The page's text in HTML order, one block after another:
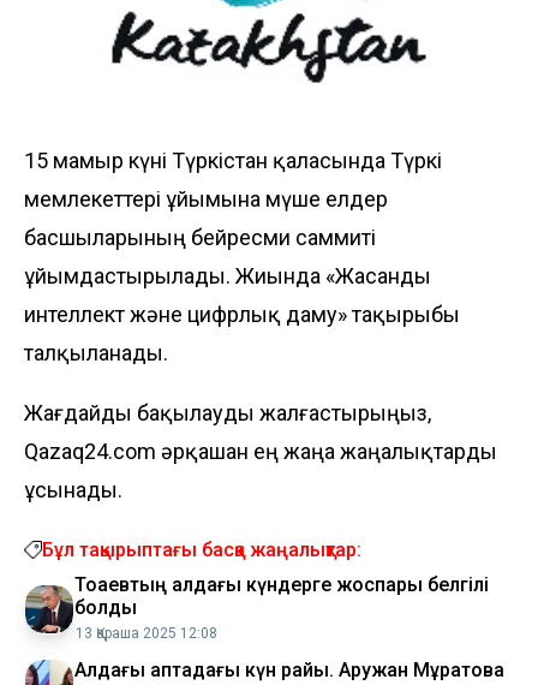
15 мамыр күні Түркістан қаласында Түркі
мемлекеттері ұйымына мүше елдер
басшыларының бейресми саммиті
ұйымдастырылады. Жиында «Жасанды
интеллект және цифрлық даму» тақырыбы
талқыланады.
Жағдайды бақылауды жалғастырыңыз,
Qazaq24.com әрқашан ең жаңа жаңалықтарды
ұсынады.
Бұл тақырыптағы басқа жаңалықтар:
Тоқаевтың алдағы күндерге жоспары белгілі
болды
13 Қараша 2025 12:08
Алдағы аптадағы күн райы. Аружан Мұратова